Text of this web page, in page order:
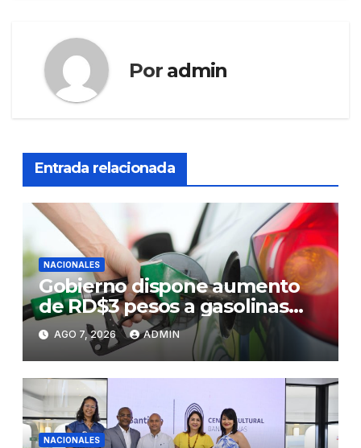
Por admin
Entrada relacionada
NACIONALES
Gobierno dispone aumento
de RD$3 pesos a gasolinas
premium y regular
AGO 7, 2026 ADMIN
NACIONALES